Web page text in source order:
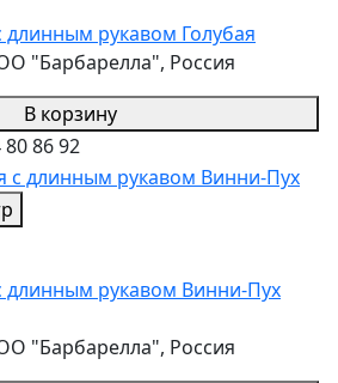
длинным рукавом Голубая
"Барбарелла", Россия
В корзину
808692
длинным рукавом Винни-Пух
"Барбарелла", Россия